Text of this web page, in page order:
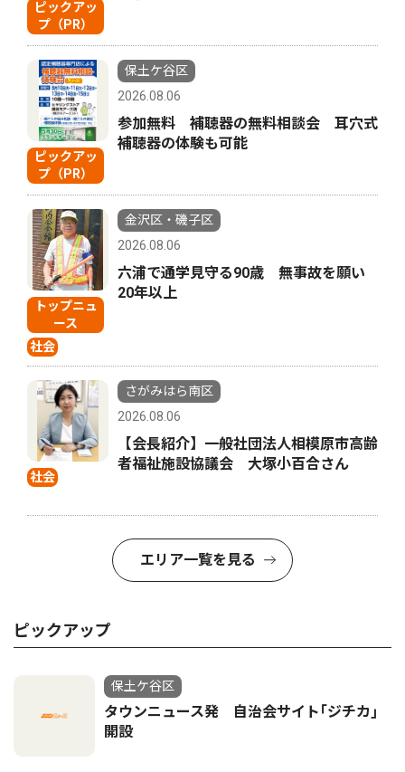
ピックアッ
プ（PR）
ピックアッ
プ（PR）
保土ケ谷区
2026.08.06
参加無料 補聴器の無料相談会 耳穴式
補聴器の体験も可能
トップニュ
ース
社会
金沢区・磯子区
2026.08.06
六浦で通学見守る90歳 無事故を願い
20年以上
社会
さがみはら南区
2026.08.06
【会長紹介】一般社団法人相模原市高齢
者福祉施設協議会 大塚小百合さん
エリア一覧を見る
ピックアップ
保土ケ谷区
タウンニュース発 自治会サイト｢ジチカ｣
開設